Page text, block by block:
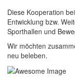
Diese Kooperation
Entwicklung bzw.
Sporthallen und
Wir möchten
neu beleben.